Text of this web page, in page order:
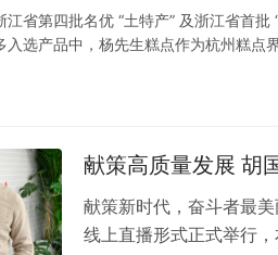
省第四批名优 “土特产” 及浙江省首
入选产品中，杨先生糕点作为杭州糕点
献策高质量发展 胡
献策新时代，奋斗者最
线上直播形式正式举行